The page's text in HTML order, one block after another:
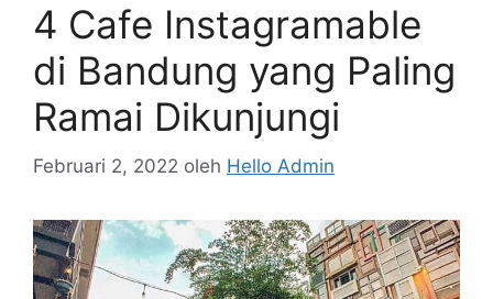
4 Cafe Instagramable
di Bandung yang Paling
Ramai Dikunjungi
Februari 2, 2022 oleh Hello Admin